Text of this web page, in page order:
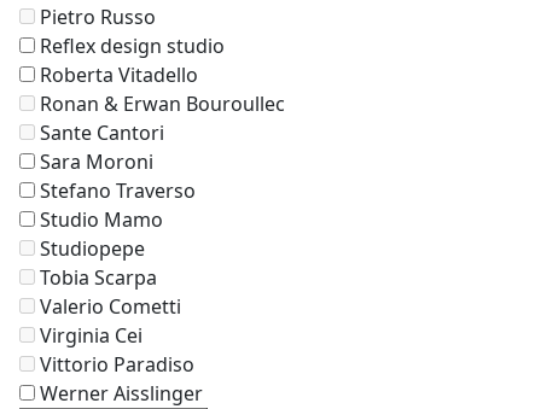
Pietro Russo
Reflex design studio
Roberta Vitadello
Ronan & Erwan Bouroullec
Sante Cantori
Sara Moroni
Stefano Traverso
Studio Mamo
Studiopepe
Tobia Scarpa
Valerio Cometti
Virginia Cei
Vittorio Paradiso
Werner Aisslinger